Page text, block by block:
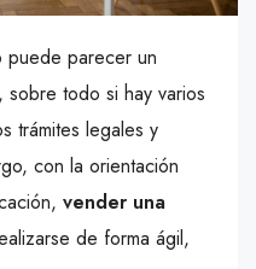
puede parecer un
todo si hay varios
trámites legales y
con la orientación
vender una
de forma ágil,